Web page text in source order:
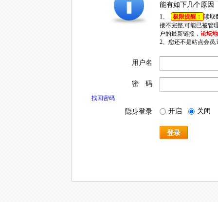
能有如下几个原因
1、 极限提醒： 读取
接不完整,可能已被管
户的最新链接， 论坛
2、您还不是站点会员
用户名
密 码
找回密码
隐身登录 开启 关闭
登录